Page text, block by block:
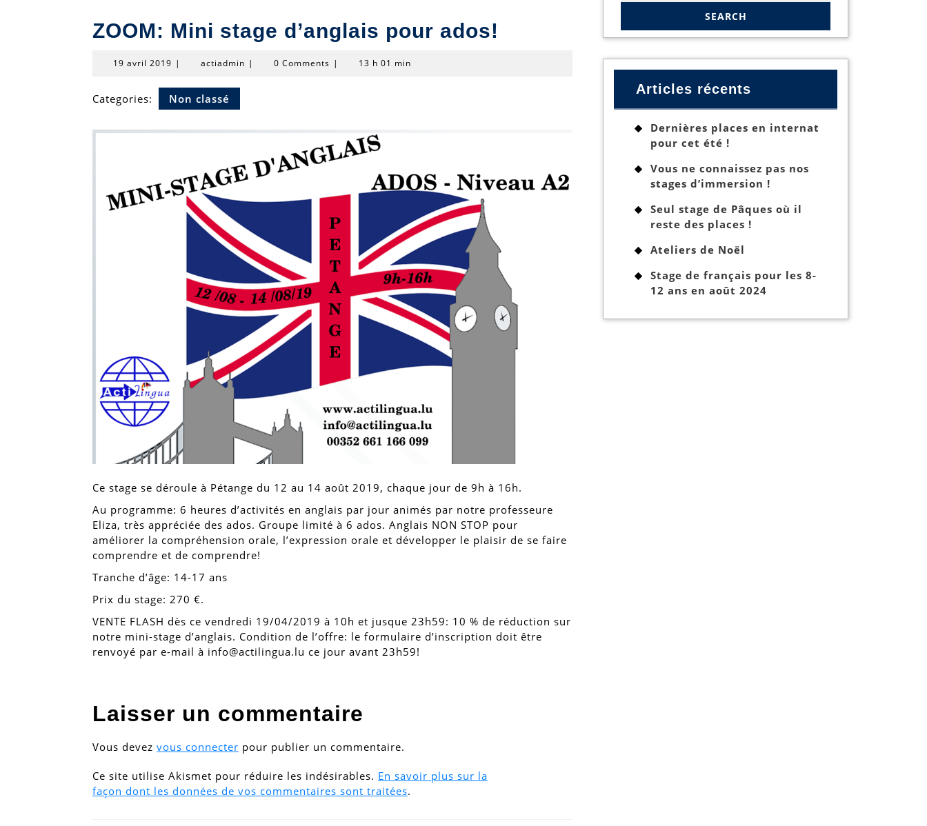
ZOOM: Mini stage d’anglais pour ados!
19 avril 2019 19
2019
| actiadmin actiadmin
| 0 Comments | 13 h 01 min
Categories: Non classé
Ce stage se déroule à Pétange du 12 au 14 août 2019, chaque jour de 9h à 16h.
Au programme: 6 heures d’activités en anglais par jour animés par notre professeure
Eliza, très appréciée des ados. Groupe limité à 6 ados. Anglais NON STOP pour
améliorer la compréhension orale, l’expression orale et développer le plaisir de se faire
comprendre et de comprendre!
Tranche d’âge: 14-17 ans
Prix du stage: 270 €.
VENTE FLASH dès ce vendredi 19/04/2019 à 10h et jusque 23h59: 10 % de réduction sur
notre mini-stage d’anglais. Condition de l’offre: le formulaire d’inscription doit être
renvoyé par e-mail à info@actilingua.lu ce jour avant 23h59!
Laisser un commentaire
Vous devez vous connecter pour publier un commentaire.
Ce site utilise Akismet pour réduire les indésirables. En savoir plus sur la
façon dont les données de vos commentaires sont traitées.
Articles récents
Dernières places en internat
pour cet été !
Vous ne connaissez pas nos
stages d’immersion !
Seul stage de Pâques où il
reste des places !
Ateliers de Noël
Stage de français pour les 8-
12 ans en août 2024